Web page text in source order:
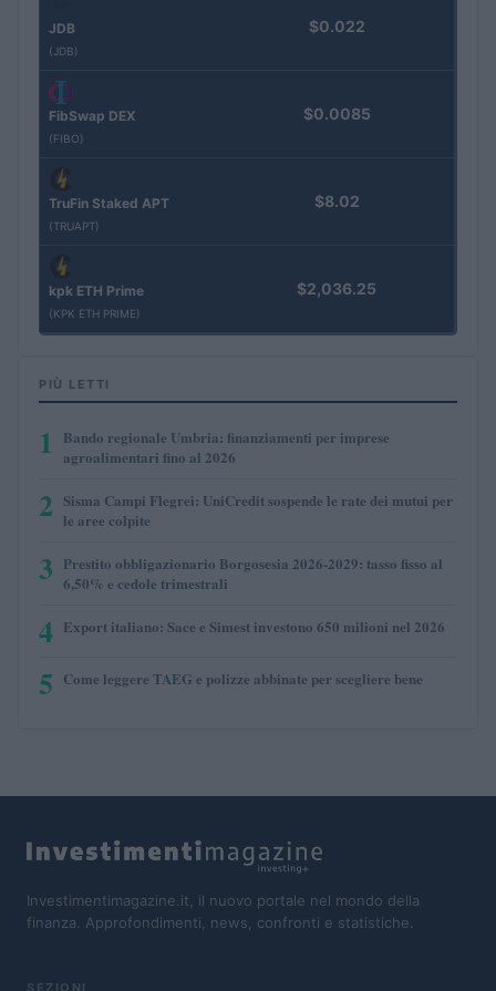
JDB
(JDB)
$0.022
FibSwap DEX
(FIBO)
$0.0085
TruFin Staked APT
(TRUAPT)
$8.02
kpk ETH Prime
(KPK ETH PRIME)
$2,036.25
PIÙ LETTI
1
Bando regionale Umbria: finanziamenti per imprese
agroalimentari fino al 2026
2 Sisma Campi Flegrei: UniCredit sospende le rate dei mutui per
le aree colpite
3 Prestito obbligazionario Borgosesia 2026-2029: tasso fisso al
6,50% e cedole trimestrali
4 Export italiano: Sace e Simest investono 650 milioni nel 2026
5 Come leggere TAEG e polizze abbinate per scegliere bene
Investimentimagazine.it, il nuovo portale nel mondo della
finanza. Approfondimenti, news, confronti e statistiche.